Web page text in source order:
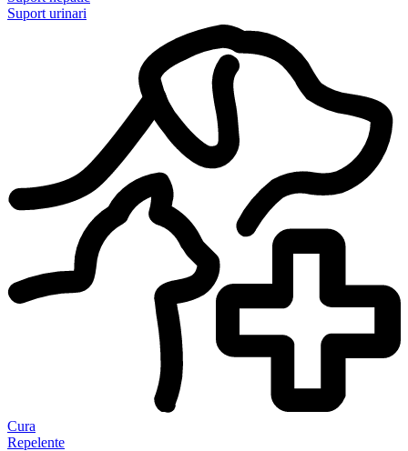
Suport urinari
Cura
Repelente